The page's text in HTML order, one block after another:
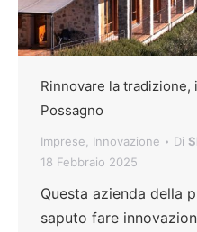
Rinnovare la
Possagno
Imprese Innovazione Di
18 Febbraio 2025
Questa azienda della
saputo fare